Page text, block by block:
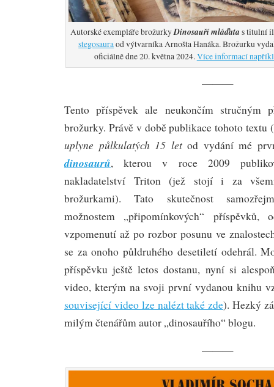
Autorské exempláře brožurkyDinosauří mláďata s titulní
stegosauraod výtvarníka Arnošta Hanáka. Brožurku
oficiálně dne 20. května 2024.Více informací
———
Tento příspěvek ale neukončím stručným
brožurky. Právě v době publikace tohoto textu
uplyne půlkulatých 15 letod vydání mé
dinosaurů, kterou v roce 2009
nakladatelství Triton (jež stojí i za
brožurkami). Tato skutečnost
možnostem „připomínkových“ příspěvků,
vzpomenutí až po rozbor posunu ve
se za onoho půldruhého desetiletí odehrál.
příspěvku ještě letos dostanu, nyní si
video, kterým na svoji první vydanou knihu
související video lze nalézt také zde). Hezký
milým čtenářům autor „dinosauřího“ blogu.
———